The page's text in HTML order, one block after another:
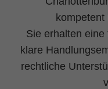
Sie erhalten
klare
rechtliche